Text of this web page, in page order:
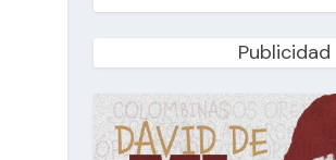
Publicidad